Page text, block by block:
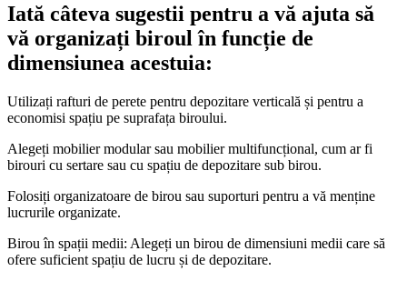
Iată câteva sugestii pentru a vă ajuta să
vă organizați biroul în funcție de
dimensiunea acestuia:
Utilizați rafturi de perete pentru depozitare verticală și pentru a
economisi spațiu pe suprafața biroului.
Alegeți mobilier modular sau mobilier multifuncțional, cum ar fi
birouri cu sertare sau cu spațiu de depozitare sub birou.
Folosiți organizatoare de birou sau suporturi pentru a vă menține
lucrurile organizate.
Birou în spații medii: Alegeți un birou de dimensiuni medii care să
ofere suficient spațiu de lucru și de depozitare.